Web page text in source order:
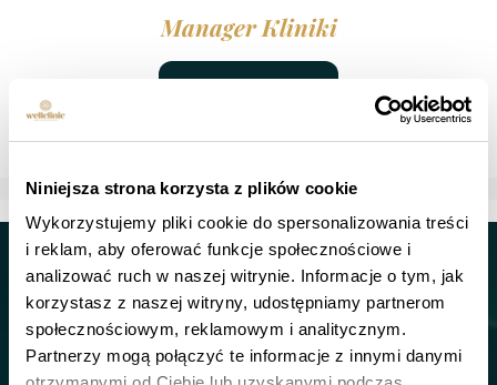
Niniejsza strona korzysta z plików cookie
Wykorzystujemy pliki cookie do spersonalizowania treści
i reklam, aby oferować funkcje społecznościowe i
analizować ruch w naszej witrynie. Informacje o tym, jak
korzystasz z naszej witryny, udostępniamy partnerom
społecznościowym, reklamowym i analitycznym.
Partnerzy mogą połączyć te informacje z innymi danymi
Manager Kliniki
Powrót
Kontakt
tel.:+48 600-100-177